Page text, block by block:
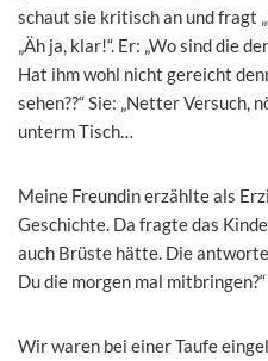
schaut sie kritisch an und fragt
„Äh ja, klar!“. Er: „Wo sind die
Hat ihm wohl nicht gereicht
sehen??“ Sie: „Netter Versuch,
unterm Tisch…
Meine Freundin erzählte als
Geschichte. Da fragte das
auch Brüste hätte. Die
Du die morgen mal mitbringen?“
Wir waren bei einer Taufe